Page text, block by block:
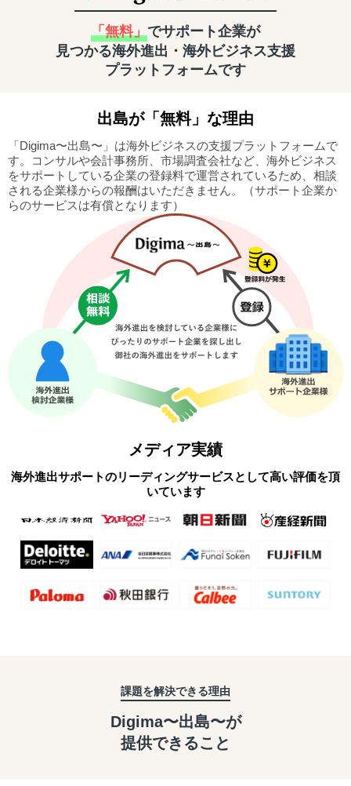
「無料」 でサポート企業が
見つかる海外進出・海外ビジネス支援
プラットフォームです
出島が「無料」な理由
「Digima〜出島〜」は海外ビジネスの支援プラットフォームで
す。
コンサルや会計事務所、市場調査会社など、海外ビジネス
をサポートしている企業の登録料で運営されているため、相談
される企業様からの報酬はいただきません。
（サポート企業か
らのサービスは有償となります）
メディア実績
海外進出サポートのリーディングサービスとして高い評価を頂
いています
課題を解決できる理由
Digima〜出島〜が
提供できること